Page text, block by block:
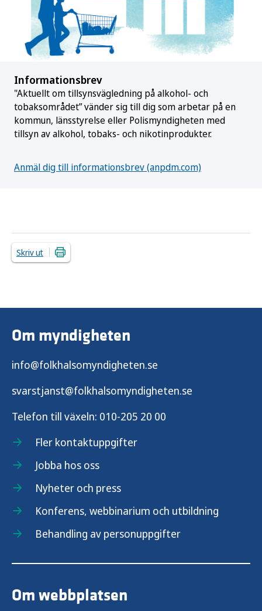
Informationsbrev
"Aktuellt om tillsynsvägledning på alkohol- och
tobaksområdet” vänder sig till dig som arbetar på en
kommun, länsstyrelse eller Polismyndigheten med
tillsyn av alkohol, tobaks- och nikotinprodukter.
Anmäl dig till informationsbrev (anpdm.com)
Skriv ut
Om myndigheten
info@folkhalsomyndigheten.se
svarstjanst@folkhalsomyndigheten.se
Telefon till växeln: 010-205 20 00
Fler kontaktuppgifter
Jobba hos oss
Nyheter och press
Konferens, webbinarium och utbildning
Behandling av personuppgifter
Om webbplatsen